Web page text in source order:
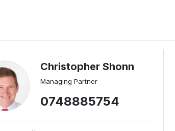
Christopher Shonn
Managing Partner
0748885754